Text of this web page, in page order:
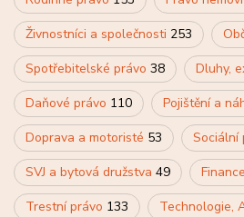
Živnostníci a společnosti 253
Spotřebitelské právo 38 Dluhy,
Daňové právo 110 Pojištění a
Doprava a motoristé 53 Sociální
SVJ a bytová družstva 49
Trestní právo 133 Technologie,